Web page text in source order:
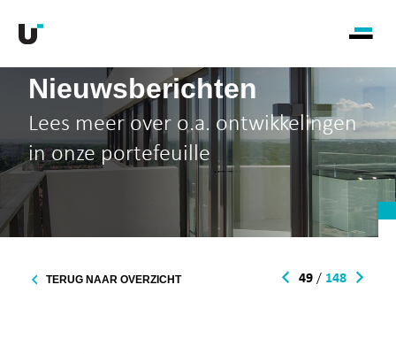
Nieuwsberichten
Lees meer over o.a. ontwikkelingen
in onze portefeuille
TERUG NAAR OVERZICHT 49/ 148